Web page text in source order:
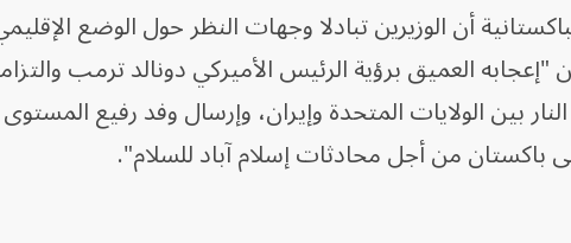
أن الوزيرين تبادلا وجهات النظر حول الوضع
العميق برؤية الرئيس الأميركي دونالد ترمب
بين الولايات المتحدة وإيران، وإرسال وفد رفيع
من أجل محادثات إسلام آباد للسلام".